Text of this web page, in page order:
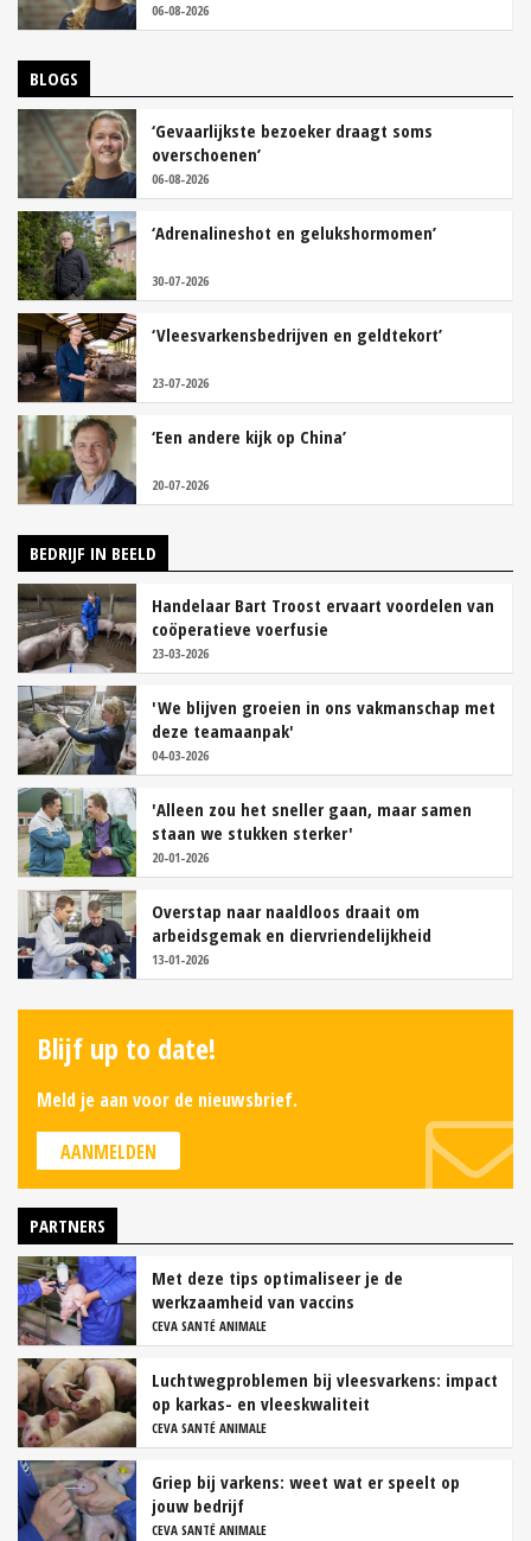
06-08-2026
BLOGS
‘Gevaarlijkste bezoeker draagt soms
overschoenen’
06-08-2026
‘Adrenalineshot en gelukshormomen’
30-07-2026
‘Vleesvarkensbedrijven en geldtekort’
23-07-2026
‘Een andere kijk op China’
20-07-2026
BEDRIJF IN BEELD
Handelaar Bart Troost ervaart voordelen van
coöperatieve voerfusie
23-03-2026
'We blijven groeien in ons vakmanschap met
deze teamaanpak'
04-03-2026
'Alleen zou het sneller gaan, maar samen
staan we stukken sterker'
20-01-2026
Overstap naar naaldloos draait om
arbeidsgemak en diervriendelijkheid
13-01-2026
Blijf up to date!
Meld je aan voor de nieuwsbrief.
AANMELDEN
PARTNERS
Met deze tips optimaliseer je de
werkzaamheid van vaccins
CEVA SANTÉ ANIMALE
Luchtwegproblemen bij vleesvarkens: impact
op karkas- en vleeskwaliteit
CEVA SANTÉ ANIMALE
Griep bij varkens: weet wat er speelt op
jouw bedrijf
CEVA SANTÉ ANIMALE